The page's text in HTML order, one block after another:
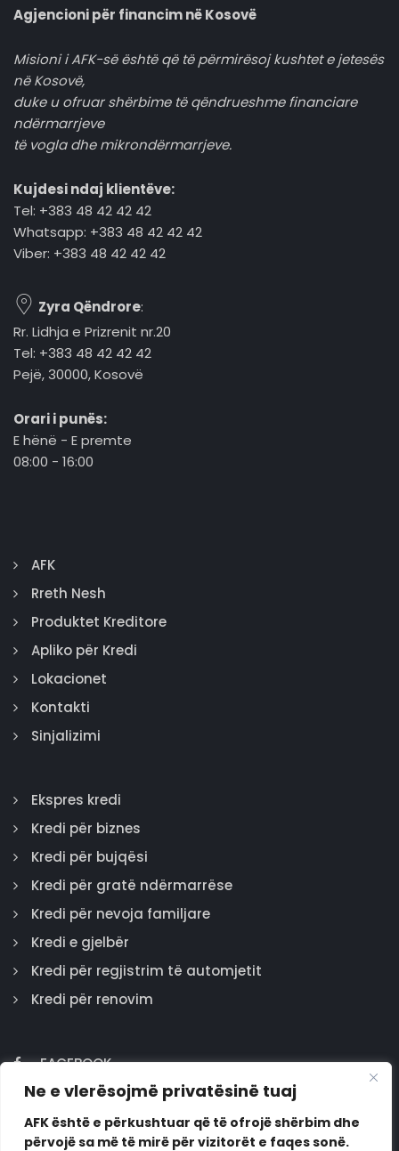
Ne e vlerësojmë privatësinë tuaj
AFK është e përkushtuar që të ofrojë shërbim dhe
përvojë sa më të mirë për vizitorët e faqes sonë.
Agjencioni për financim në Kosovë
Misioni i AFK-së është që të përmirësoj kushtet e jetesës
në Kosovë,
duke u ofruar shërbime të qëndrueshme financiare
ndërmarrjeve
të vogla dhe mikrondërmarrjeve.
Kujdesi ndaj klientëve:
Tel: +383 48 42 42 42
Whatsapp: +383 48 42 42 42
Viber: +383 48 42 42 42
Zyra Qëndrore:
Rr. Lidhja e Prizrenit nr.20
Tel: +383 48 42 42 42
Pejë, 30000, Kosovë
Orari i punës:
E hënë - E premte
08:00 - 16:00
AFK
Rreth Nesh
Produktet Kreditore
Apliko për Kredi
Lokacionet
Kontakti
Sinjalizimi
Ekspres kredi
Kredi për biznes
Kredi për bujqësi
Kredi për gratë ndërmarrëse
Kredi për nevoja familjare
Kredi e gjelbër
Kredi për regjistrim të automjetit
Kredi për renovim
FACEBOOK
GOOGLE
INSTAGRAM